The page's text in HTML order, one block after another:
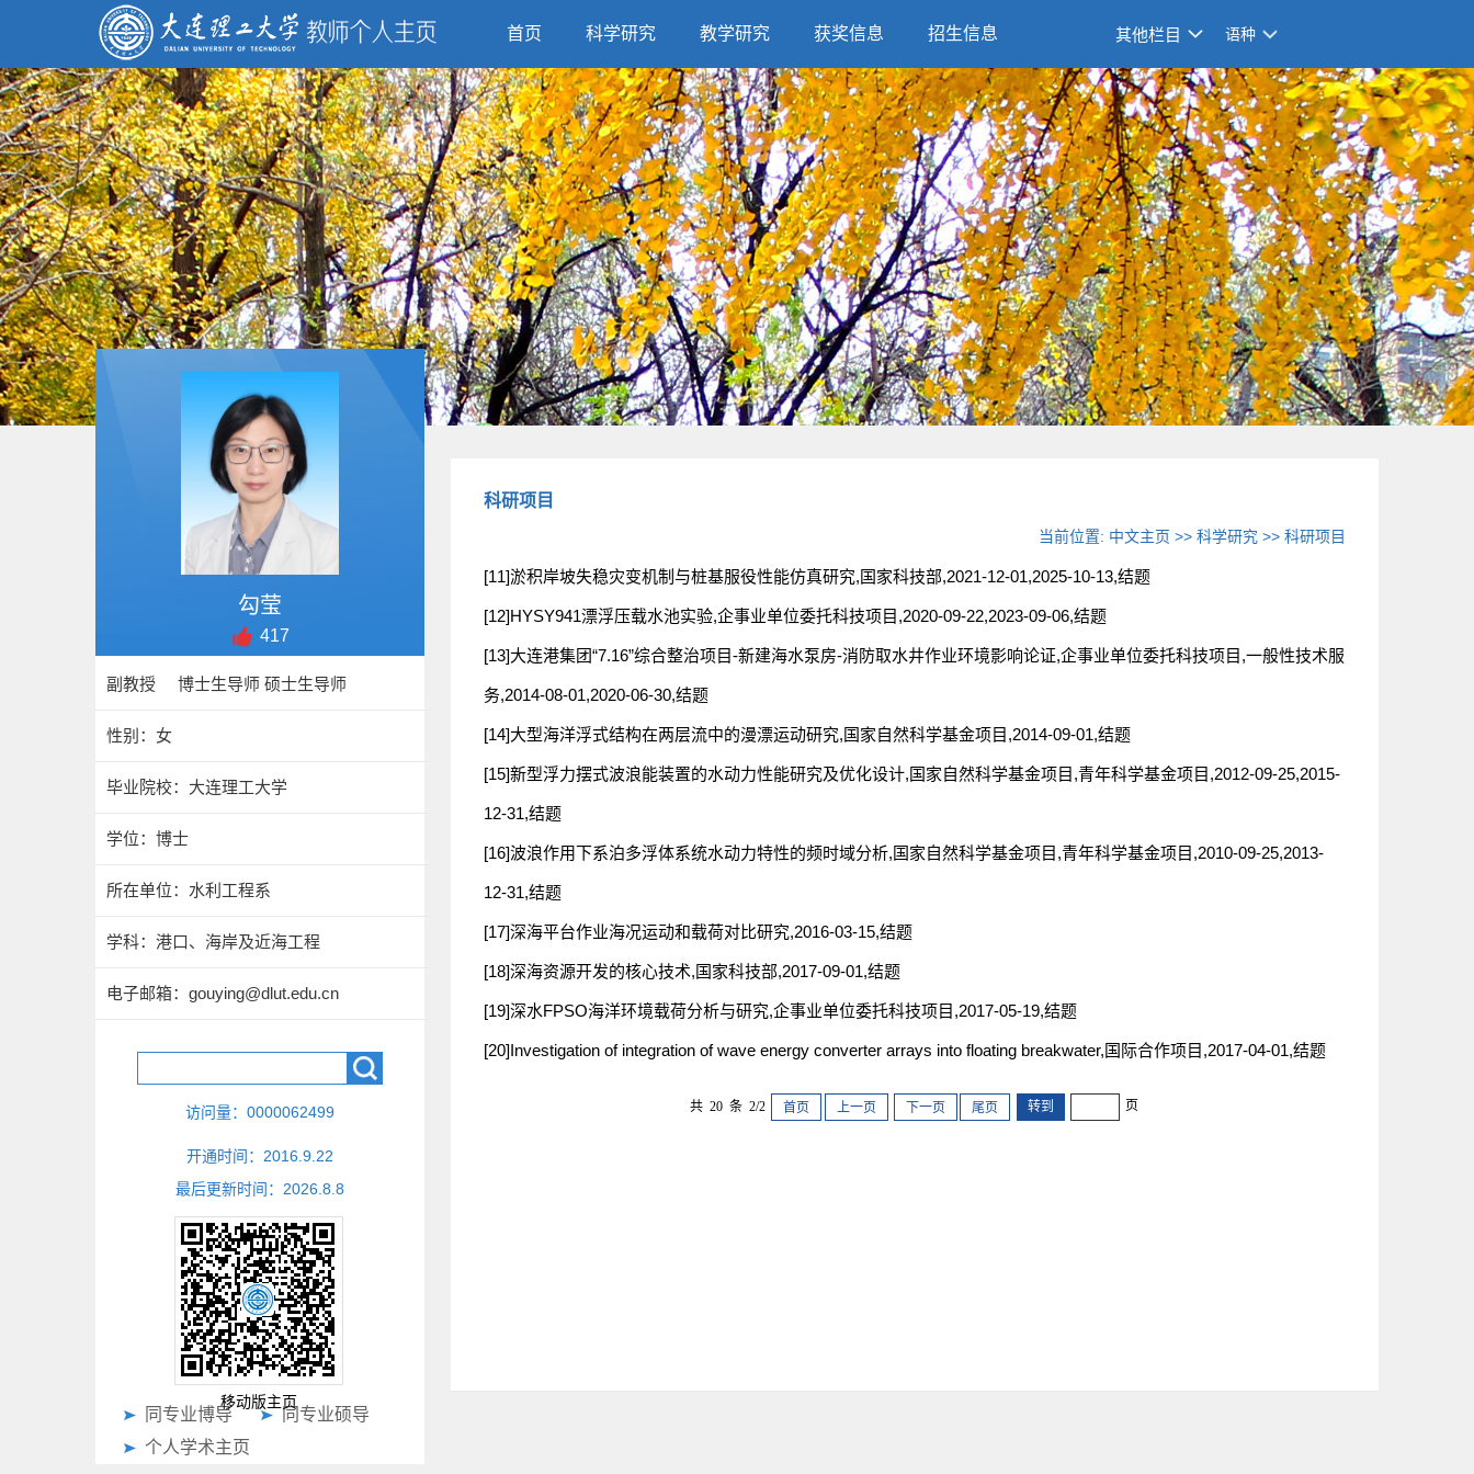
首页 科学研究 教学研究 获奖信息 招生信息 其他栏目 语种
勾莹
417
副教授 博士生导师 硕士生导师
性别：女
毕业院校：大连理工大学
学位：博士
所在单位：水利工程系
学科：港口、海岸及近海工程
电子邮箱： gouying@dlut.edu.cn
访问量： 0000062499
开通时间： 2016 9 22
最后更新时间： 2026 8 8
移动版主页
同专业博导
同专业硕导
个人学术主页
科研项目
当前位置: 中文主页 >>科学研究 >>科研项目
[11]淤积岸坡失稳灾变机制与桩基服役性能仿真研究,国家科技部,2021-12-01,2025-10-13,结题
[12]HYSY941漂浮压载水池实验,企事业单位委托科技项目,2020-09-22,2023-09-06,结题
[13]大连港集团“7.16”综合整治项目-新建海水泵房-消防取水井作业环境影响论证,企事业单位委托科技项目,一般性技术服
务,2014-08-01,2020-06-30,结题
[14]大型海洋浮式结构在两层流中的漫漂运动研究,国家自然科学基金项目,2014-09-01,结题
[15]新型浮力摆式波浪能装置的水动力性能研究及优化设计,国家自然科学基金项目,青年科学基金项目,2012-09-25,2015-
12-31,结题
[16]波浪作用下系泊多浮体系统水动力特性的频时域分析,国家自然科学基金项目,青年科学基金项目,2010-09-25,2013-
12-31,结题
[17]深海平台作业海况运动和载荷对比研究,2016-03-15,结题
[18]深海资源开发的核心技术,国家科技部,2017-09-01,结题
[19]深水FPSO海洋环境载荷分析与研究,企事业单位委托科技项目,2017-05-19,结题
[20]Investigation of integration of wave energy converter arrays into floating breakwater,国际合作项目,2017-04-01,结题
共 20 条 2/2 首页 上一页 下一页 尾页 页